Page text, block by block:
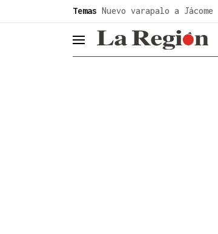
Temas Nuevo varapalo a Jácome
header.menu.open